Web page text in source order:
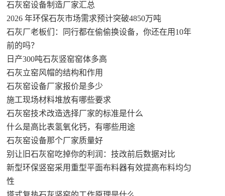
石灰窑设备制造厂家汇总
2026 年环保石灰市场需求预计突破4850万吨
石灰厂老板们：同行都在偷偷换设备，你还在用10年
前的吗？
日产300吨石灰竖窑窑体多高
石灰立窑风帽的结构和作用
石灰窑设备厂家报价是多少
施工现场材料堆放有哪些要求
石灰窑技术改造选择厂家的标准是什么
什么是高比表氢氧化钙，有哪些用途
石灰窑设备那个厂家质量好
别让旧石灰窑吃掉你的利润：技改前后数据对比
新型环保竖窑采用重型平面布料器有效提高布料均匀
性